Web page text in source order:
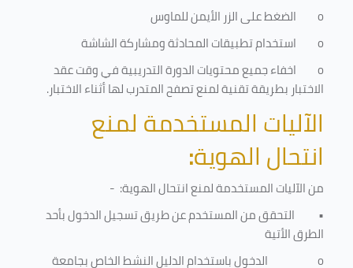
o
الضغط على الزر الأيمن للماوس
o
استخدام تطبيقات المحادثة ومشاركة الشاشة
o
اخفاء جميع محتويات الدورة التدريبية في وقت عقد
الاختبار بطريقة تقنية لمنع تصفح المتدرب لها أثناء الاختبار.
الآليات المستخدمة لمنع
انتحال الهوية:
من الآليات المستخدمة لمنعانتحال الهوية: -
• التحقق من المستخدم عن طريق تسجيل الدخول بأحد
الطرق الأتية
o
الدخول باستخدام الدليل النشط الخاص بجامعة